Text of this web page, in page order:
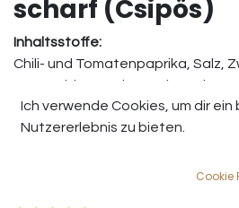
scharf (Csipös)
Inhaltsstoffe:
Chili- und Tomatenpaprika, Salz,
Sonnenblumenöl,
(Natriumglutamat), modifizierte
Verdickungsmittel (Xanthan),
Kaliummetabisulfit
Ich verwende Cookies, um dir ein
Nutzererlebnis zu bieten.
Cookie